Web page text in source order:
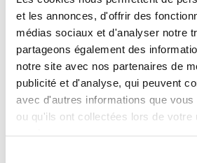
et les annonces, d'offrir des
médias sociaux et d'analyser notre
partageons également des
notre site avec nos partenaires de
publicité et d'analyse, qui peuvent
avec d'autres informations que
ou qu'ils ont collectées lors de votre
des membres du conseil.
Au sommet de la bonne
de la Place des Arts de Montréal
établissements de plein air du Québec
queue est occupée par la Régie des
(68 %), la Société du Grand Théâtre
Société du Centre des congrès de
de dépôt et Hydro-Québec
gouvernance de leur conseil.